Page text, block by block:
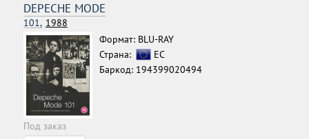
DEPECHE MODE
101, 1988
Формат: BLU-RAY
Страна:
ЕС
Баркод: 194399020494
Под заказ